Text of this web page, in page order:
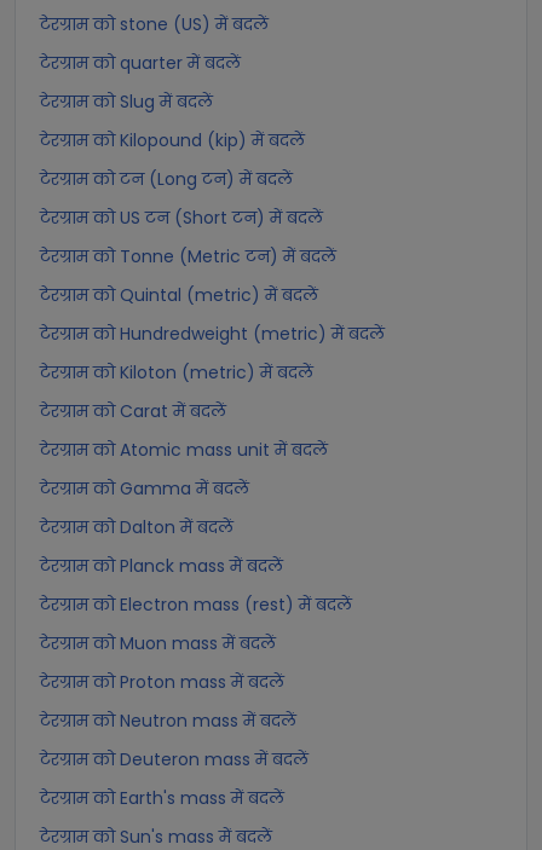
टेरग्राम को stone (US) में बदलें
टेरग्राम को quarter में बदलें
टेरग्राम को Slug में बदलें
टेरग्राम को Kilopound (kip) में बदलें
टेरग्राम को टन (Long टन) में बदलें
टेरग्राम को US टन (Short टन) में बदलें
टेरग्राम को Tonne (Metric टन) में बदलें
टेरग्राम को Quintal (metric) में बदलें
टेरग्राम को Hundredweight (metric) में बदलें
टेरग्राम को Kiloton (metric) में बदलें
टेरग्राम को Carat में बदलें
टेरग्राम को Atomic mass unit में बदलें
टेरग्राम को Gamma में बदलें
टेरग्राम को Dalton में बदलें
टेरग्राम को Planck mass में बदलें
टेरग्राम को Electron mass (rest) में बदलें
टेरग्राम को Muon mass में बदलें
टेरग्राम को Proton mass में बदलें
टेरग्राम को Neutron mass में बदलें
टेरग्राम को Deuteron mass में बदलें
टेरग्राम को Earth's mass में बदलें
टेरग्राम को Sun's mass में बदलें